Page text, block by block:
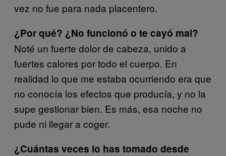
vez no fue para nada placentero.
¿Por qué? ¿No funcionó o te cayó mal?
Noté un fuerte dolor de cabeza, unido a
fuertes calores por todo el cuerpo. En
realidad lo que me estaba ocurriendo era que
no conocía los efectos que producía, y no la
supe gestionar bien. Es más, esa noche no
pude ni llegar a coger.
¿Cuántas veces lo has tomado desde